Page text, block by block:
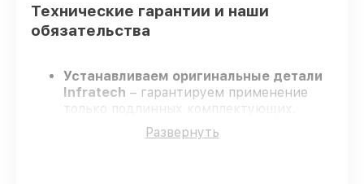
Технические гарантии и наши
обязательства
Устанавливаем оригинальные детали
Infratech – гарантируем применение
только подлинных комплектующих.
Сертифицированные мастера
проходят постоянное обучение, что
Развернуть